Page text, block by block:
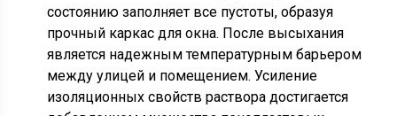
состоянию заполняет все пустоты, образуя
прочный каркас для окна. После высыхания
является надежным температурным барьером
между улицей и помещением. Усиление
изоляционных свойств раствора достигается